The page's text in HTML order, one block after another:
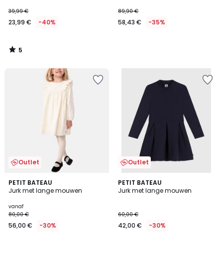
39,99 €
23,99 € -40%
5
/
89,90 €
58,43 € -35%
Outlet
PETIT BATEAU
Jurk met lange mouwen
vanaf
80,00 €
56,00 € -30%
Outlet
PETIT BATEAU
Jurk met lange mouwen
60,00 €
42,00 € -30%